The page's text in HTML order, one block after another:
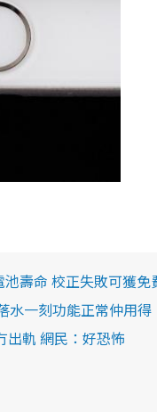
壽命 校正失敗可獲免
水一刻功能正常仲用得
出軌 網民：好恐怖